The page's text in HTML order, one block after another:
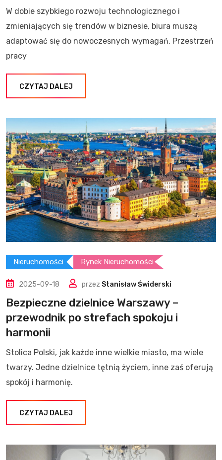
W dobie szybkiego rozwoju technologicznego i
zmieniających się trendów w biznesie, biura muszą
adaptować się do nowoczesnych wymagań. Przestrzeń
pracy
CZYTAJ DALEJ
Nieruchomości Rynek Nieruchomości
2025-09-18 przez Stanisław Świderski
Bezpieczne dzielnice Warszawy –
przewodnik po strefach spokoju i
harmonii
Stolica Polski, jak każde inne wielkie miasto, ma wiele
twarzy. Jedne dzielnice tętnią życiem, inne zaś oferują
spokój i harmonię.
CZYTAJ DALEJ